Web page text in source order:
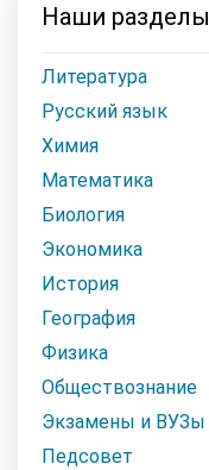
Наши разделы
Литература
Русский язык
Химия
Математика
Биология
Экономика
История
География
Физика
Обществознание
Экзамены и ВУЗы
Педсовет